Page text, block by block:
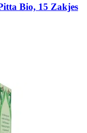
Bio, 15 Zakjes